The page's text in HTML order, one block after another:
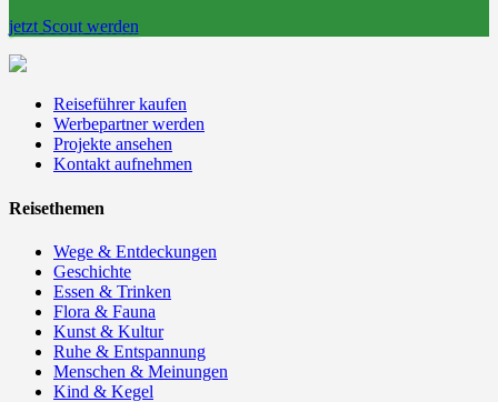
jetzt Scout werden
Reiseführer kaufen
Werbepartner werden
Projekte ansehen
Kontakt aufnehmen
Reisethemen
Wege & Entdeckungen
Geschichte
Essen & Trinken
Flora & Fauna
Kunst & Kultur
Ruhe & Entspannung
Menschen & Meinungen
Kind & Kegel